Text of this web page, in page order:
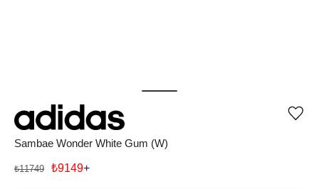
Sambae Wonder White Gum (W)
₺11749 ₺9149+